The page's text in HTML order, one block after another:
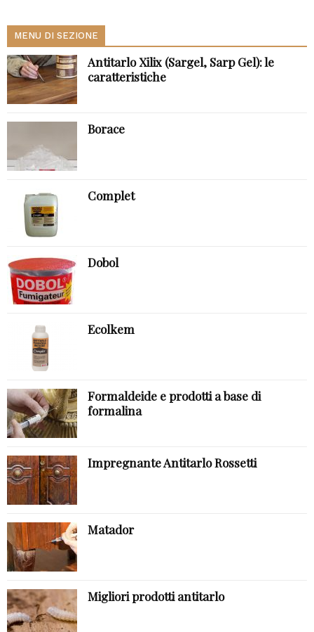
MENU DI SEZIONE
Antitarlo Xilix (Sargel, Sarp Gel): le
caratteristiche
Borace
Complet
Dobol
Ecolkem
Formaldeide e prodotti a base di
formalina
Impregnante Antitarlo Rossetti
Matador
Migliori prodotti antitarlo